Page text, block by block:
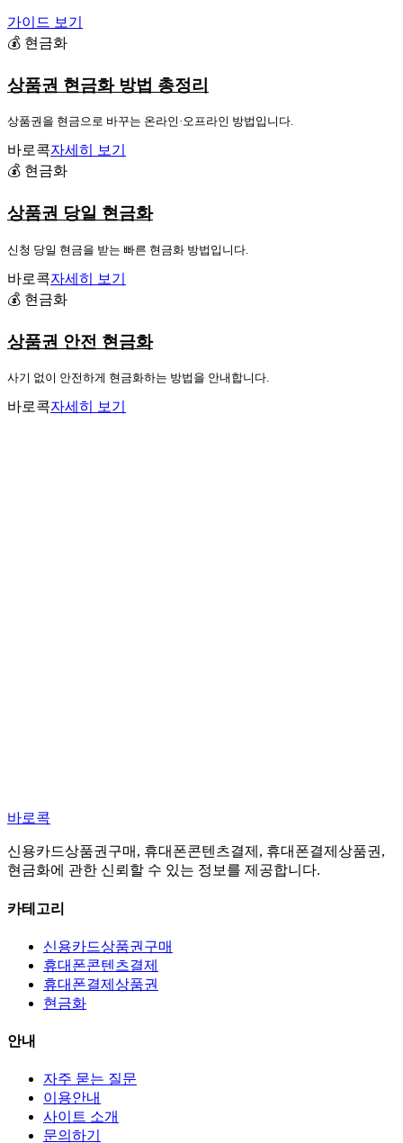
가이드 보기
💰 현금화
상품권 현금화 방법 총정리
상품권을 현금으로 바꾸는 온라인·오프라인 방법입니다.
바로콕자세히 보기
💰 현금화
상품권 당일 현금화
신청 당일 현금을 받는 빠른 현금화 방법입니다.
바로콕자세히 보기
💰 현금화
상품권 안전 현금화
사기 없이 안전하게 현금화하는 방법을 안내합니다.
바로콕자세히 보기
바로콕
신용카드상품권구매, 휴대폰콘텐츠결제, 휴대폰결제상품권,
현금화에 관한 신뢰할 수 있는 정보를 제공합니다.
카테고리
신용카드상품권구매
휴대폰콘텐츠결제
휴대폰결제상품권
현금화
안내
자주 묻는 질문
이용안내
사이트 소개
문의하기